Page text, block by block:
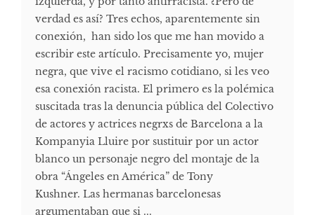
verdad es así? Tres echos, aparentemente sin
conexión, han sido los que me han movido a
escribir este artículo. Precisamente yo, mujer
negra, que vive el racismo cotidiano, si les veo
esa conexión racista. El primero es la polémica
suscitada tras la denuncia pública del Colectivo
de actores y actrices negrxs de Barcelona a la
Kompanyia Lluire por sustituir por un actor
blanco un personaje negro del montaje de la
obra “Ángeles en América” de Tony
Kushner. Las hermanas barcelonesas
argumentaban que si ...